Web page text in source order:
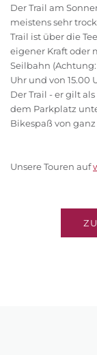
Der Trail am
meistens sehr
Trail ist über die
eigener Kraft oder
Seilbahn
Uhr und von 15.00
Der Trail - er gilt
dem Parkplatz
Bikespaß von
Unsere Touren auf